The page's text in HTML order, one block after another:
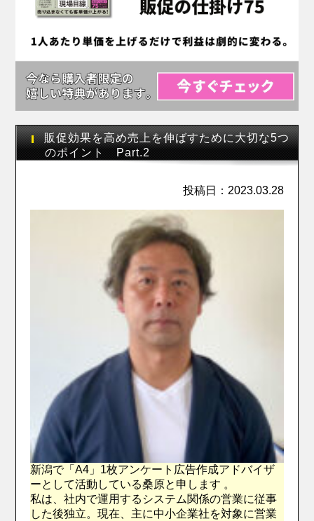
販促効果を高め売上を伸ばすために大切な5つ
のポイント Part.2
投稿日：2023.03.28
新潟で「A4」1枚アンケート広告作成アドバイザ
ーとして活動している桑原と申します 。
私は、社内で運用するシステム関係の営業に従事
した後独立。現在、主に中小企業社を対象に営業